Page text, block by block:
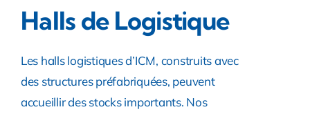
Halls de Logistique
Les halls logistiques d’ICM, construits avec
des structures préfabriquées, peuvent
accueillir des stocks importants. Nos